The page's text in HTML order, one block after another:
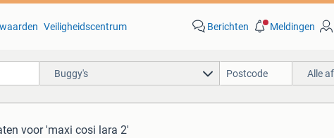
Veiligheidscentrum Berichten Meldingen
Buggy's Alle
voor 'maxi cosi lara 2'